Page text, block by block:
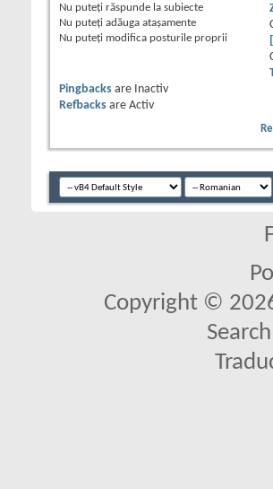
Nu puteţi răspunde la subiecte
Nu puteţi adăuga ataşamente
Nu puteţi modifica posturile proprii
Pingbacks are
Inactiv
Refbacks are Activ
Copyright ©